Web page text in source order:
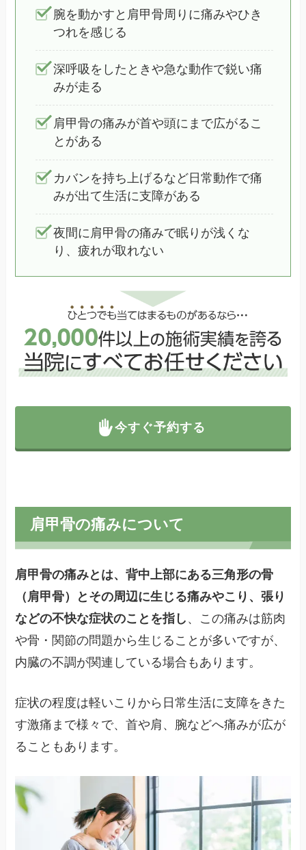
腕を動かすと肩甲骨周りに痛みやひき
つれを感じる
深呼吸をしたときや急な動作で鋭い痛
みが走る
肩甲骨の痛みが首や頭にまで広がるこ
とがある
カバンを持ち上げるなど日常動作で痛
みが出て生活に支障がある
夜間に肩甲骨の痛みで眠りが浅くな
り、疲れが取れない
今すぐ予約する
肩甲骨の痛みについて
肩甲骨の痛みとは、背中上部にある三角形の骨
（肩甲骨）とその周辺に生じる痛みやこり、張り
などの不快な症状のことを指し 、この痛みは筋肉
や骨・関節の問題から生じることが多いですが、
内臓の不調が関連している場合もあります。
症状の程度は軽いこりから日常生活に支障をきた
す激痛まで様々で、首や肩、腕などへ痛みが広が
ることもあります。